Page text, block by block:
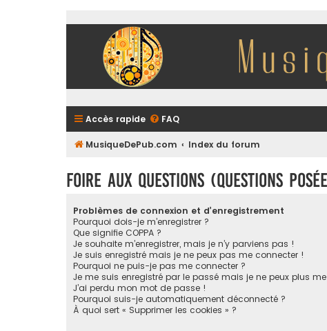
Accès rapide FAQ
MusiqueDePub.com Index du forum
Foire aux questions (Questions
Problèmes de connexion et d’enregistrement
Pourquoi dois-je m’enregistrer ?
Que signifie COPPA ?
Je souhaite m’enregistrer, mais je n’y parviens pas !
Je suis enregistré mais je ne peux pas me connecter !
Pourquoi ne puis-je pas me connecter ?
Je me suis enregistré par le passé mais je ne peux plus
J’ai perdu mon mot de passe !
Pourquoi suis-je automatiquement déconnecté ?
À quoi sert « Supprimer les cookies » ?